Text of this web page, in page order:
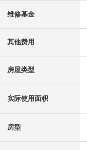
维修基金
其他费用
房屋类型
实际使用面积
房型